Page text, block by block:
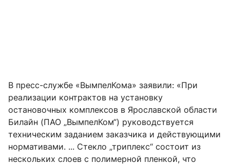
В пресс-службе «ВымпелКома» заявили: «При
реализации контрактов на установку
остановочных комплексов в Ярославской области
Билайн (ПАО „ВымпелКом“) руководствуется
техническим заданием заказчика и действующими
нормативами. ... Стекло „триплекс“ состоит из
нескольких слоев с полимерной пленкой, что